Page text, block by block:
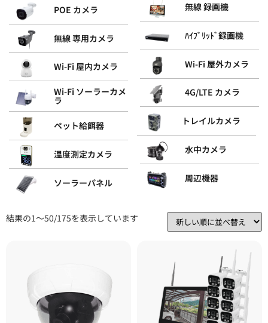
POE カメラ
無線 専用カメラ
Wi-Fi 屋内カメラ
Wi-Fi ソーラーカメ
ラ
ペット給餌器
温度測定カメラ
ソーラーパネル
無線 録画機
ﾊｲﾌﾞﾘｯﾄﾞ録画機
Wi-Fi 屋外カメラ
4G/LTE カメラ
トレイルカメラ
水中カメラ
周辺機器
結果の1～50/175を表示しています